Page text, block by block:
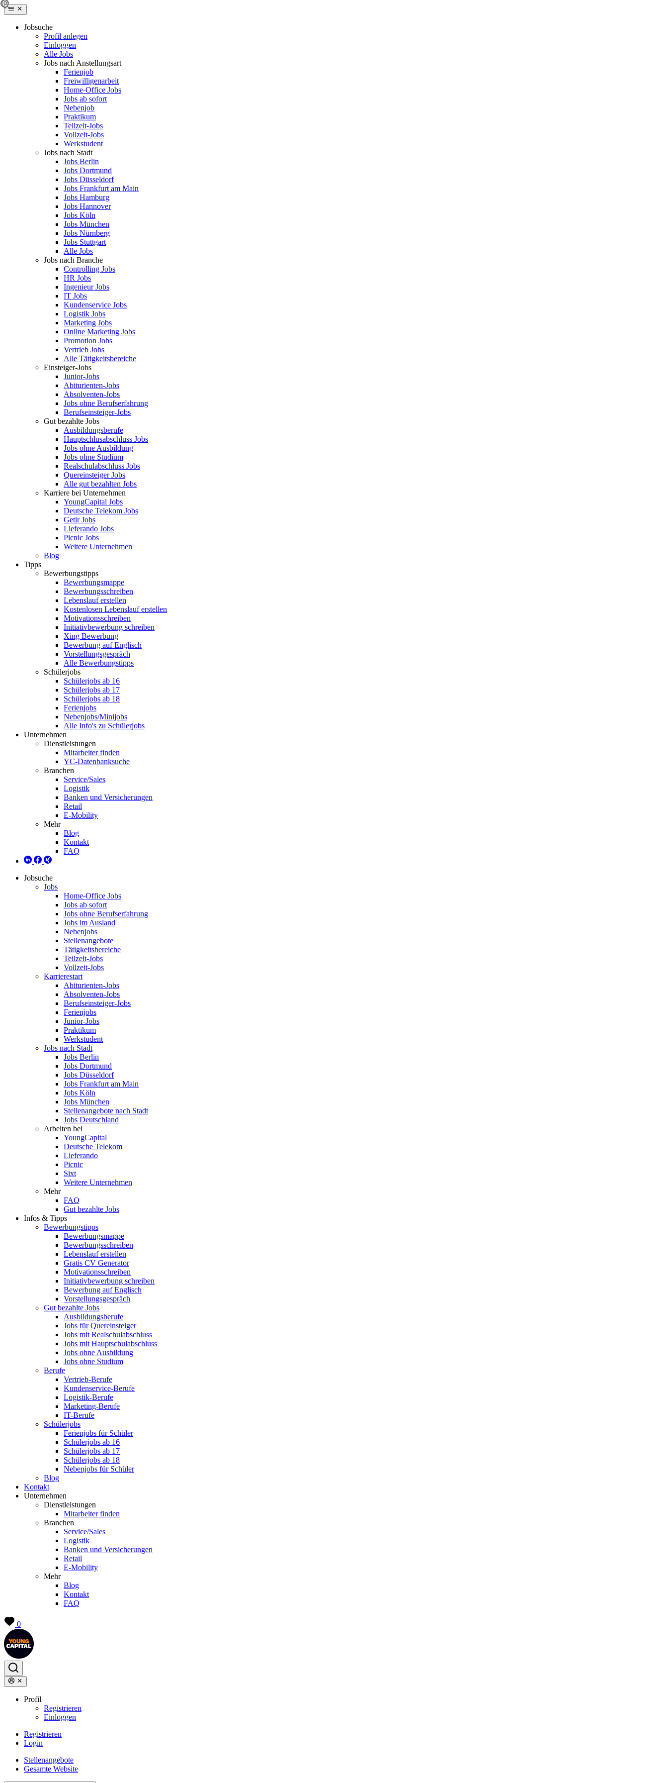
Jobsuche
Profil anlegen
Einloggen
Alle Jobs
Jobs nach Anstellungsart
Ferienjob
Freiwilligenarbeit
Home-Office Jobs
Jobs ab sofort
Nebenjob
Praktikum
Teilzeit-Jobs
Vollzeit-Jobs
Werkstudent
Jobs nach Stadt
Jobs Berlin
Jobs Dortmund
Jobs Düsseldorf
Jobs Frankfurt am Main
Jobs Hamburg
Jobs Hannover
Jobs Köln
Jobs München
Jobs Nürnberg
Jobs Stuttgart
Alle Jobs
Jobs nach Branche
Controlling Jobs
HR Jobs
Ingenieur Jobs
IT Jobs
Kundenservice Jobs
Logistik Jobs
Marketing Jobs
Online Marketing Jobs
Promotion Jobs
Vertrieb Jobs
Alle Tätigkeitsbereiche
Einsteiger-Jobs
Junior-Jobs
Abiturienten-Jobs
Absolventen-Jobs
Jobs ohne Berufserfahrung
Berufseinsteiger-Jobs
Gut bezahlte Jobs
Ausbildungsberufe
Hauptschlusabschluss Jobs
Jobs ohne Ausbildung
Jobs ohne Studium
Realschulabschluss Jobs
Quereinsteiger Jobs
Alle gut bezahlten Jobs
Karriere bei Unternehmen
YoungCapital Jobs
Deutsche Telekom Jobs
Getir Jobs
Lieferando Jobs
Picnic Jobs
Weitere Unternehmen
Blog
Tipps
Bewerbungstipps
Bewerbungsmappe
Bewerbungsschreiben
Lebenslauf erstellen
Kostenlosen Lebenslauf erstellen
Motivationsschreiben
Initiativbewerbung schreiben
Xing Bewerbung
Bewerbung auf Englisch
Vorstellungsgespräch
Alle Bewerbungstipps
Schülerjobs
Schülerjobs ab 16
Schülerjobs ab 17
Schülerjobs ab 18
Ferienjobs
Nebenjobs/Minijobs
Alle Info's zu Schülerjobs
Unternehmen
Dienstleistungen
Mitarbeiter finden
YC-Datenbanksuche
Branchen
Service/Sales
Logistik
Banken und Versicherungen
Retail
E-Mobility
Mehr
Blog
Kontakt
FAQ
Jobsuche
Jobs
Home-Office Jobs
Jobs ab sofort
Jobs ohne Berufserfahrung
Jobs im Ausland
Nebenjobs
Stellenangebote
Tätigkeitsbereiche
Teilzeit-Jobs
Vollzeit-Jobs
Karrierestart
Abiturienten-Jobs
Absolventen-Jobs
Berufseinsteiger-Jobs
Ferienjobs
Junior-Jobs
Praktikum
Werkstudent
Jobs nach Stadt
Jobs Berlin
Jobs Dortmund
Jobs Düsseldorf
Jobs Frankfurt am Main
Jobs Köln
Jobs München
Stellenangebote nach Stadt
Jobs Deutschland
Arbeiten bei
YoungCapital
Deutsche Telekom
Lieferando
Picnic
Sixt
Weitere Unternehmen
Mehr
FAQ
Gut bezahlte Jobs
Infos & Tipps
Bewerbungstipps
Bewerbungsmappe
Bewerbungsschreiben
Lebenslauf erstellen
Gratis CV Generator
Motivationsschreiben
Initiativbewerbung schreiben
Bewerbung auf Englisch
Vorstellungsgespräch
Gut bezahlte Jobs
Ausbildungsberufe
Jobs für Quereinsteiger
Jobs mit Realschulabschluss
Jobs mit Hauptschulabschluss
Jobs ohne Ausbildung
Jobs ohne Studium
Berufe
Vertrieb-Berufe
Kundenservice-Berufe
Logistik-Berufe
Marketing-Berufe
IT-Berufe
Schülerjobs
Ferienjobs für Schüler
Schülerjobs ab 16
Schülerjobs ab 17
Schülerjobs ab 18
Nebenjobs für Schüler
Blog
Kontakt
Unternehmen
Dienstleistungen
Mitarbeiter finden
Branchen
Service/Sales
Logistik
Banken und Versicherungen
Retail
E-Mobility
Mehr
Blog
Kontakt
FAQ
0
Profil
Registrieren
Einloggen
Registrieren
Login
Stellenangebote
Gesamte Website